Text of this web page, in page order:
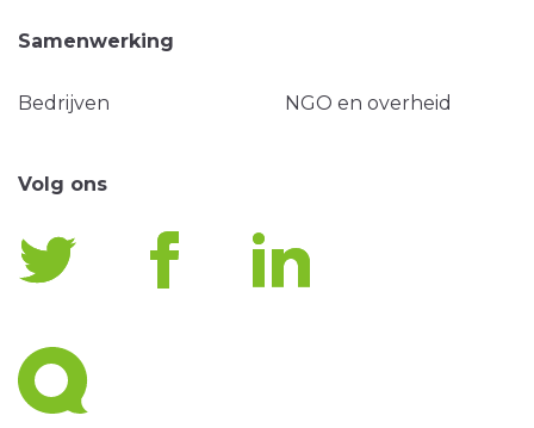
Samenwerking
Bedrijven NGO en overheid
Volg ons